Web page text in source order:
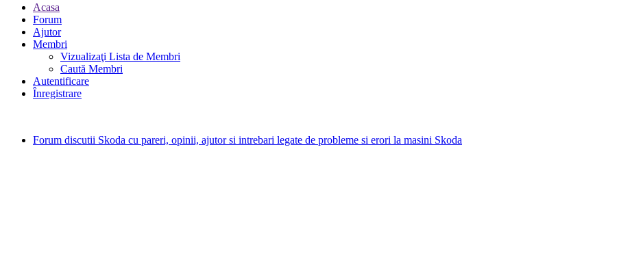
Acasa
Forum
Ajutor
Membri
Vizualizaţi Lista de Membri
Caută Membri
Autentificare
Înregistrare
Forum discutii Skoda cu pareri, opinii, ajutor si intrebari legate de probleme si erori la masini Skoda